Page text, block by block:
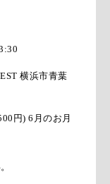
横浜市青葉
円) 6月のお月